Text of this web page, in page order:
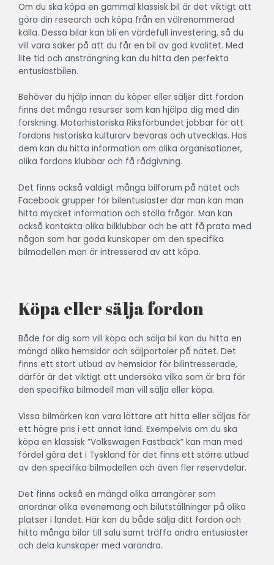
Om du ska köpa en gammal klassisk bil är det viktigt att
göra din research och köpa från en välrenommerad
källa. Dessa bilar kan bli en värdefull investering, så du
vill vara säker på att du får en bil av god kvalitet. Med
lite tid och ansträngning kan du hitta den perfekta
entusiastbilen.
Behöver du hjälp innan du köper eller säljer ditt fordon
finns det många resurser som kan hjälpa dig med din
forskning. Motorhistoriska Riksförbundet jobbar för att
fordons historiska kulturarv bevaras och utvecklas. Hos
dem kan du hitta information om olika organisationer,
olika fordons klubbar och få rådgivning.
Det finns också väldigt många bilforum på nätet och
Facebook grupper för bilentusiaster där man kan man
hitta mycket information och ställa frågor. Man kan
också kontakta olika bilklubbar och be att få prata med
någon som har goda kunskaper om den specifika
bilmodellen man är intresserad av att köpa.
Köpa eller sälja fordon
Både för dig som vill köpa och sälja bil kan du hitta en
mängd olika hemsidor och säljportaler på nätet. Det
finns ett stort utbud av hemsidor för bilintresserade,
därför är det viktigt att undersöka vilka som är bra för
den specifika bilmodell man vill sälja eller köpa.
Vissa bilmärken kan vara lättare att hitta eller säljas för
ett högre pris i ett annat land. Exempelvis om du ska
köpa en klassisk ”Volkswagen Fastback” kan man med
fördel göra det i Tyskland för det finns ett större utbud
av den specifika bilmodellen och även fler reservdelar.
Det finns också en mängd olika arrangörer som
anordnar olika evenemang och bilutställningar på olika
platser i landet. Här kan du både sälja ditt fordon och
hitta många bilar till salu samt träffa andra entusiaster
och dela kunskaper med varandra.